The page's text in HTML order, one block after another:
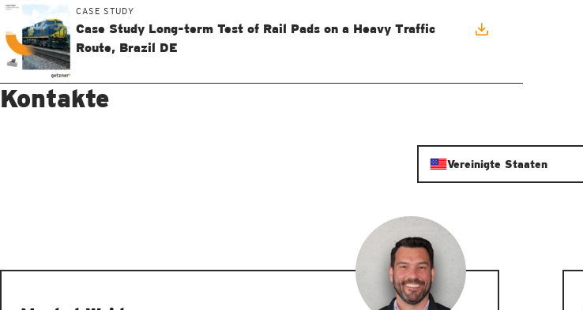
CASE STUDY
Case Study Long-term Test of Rail Pads on a Heavy Traffic
Route, Brazil DE
Kontakte
Vereinigte Staaten